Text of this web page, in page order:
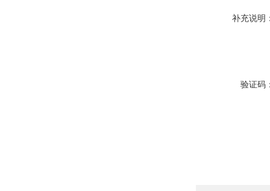
补充说明
验证码